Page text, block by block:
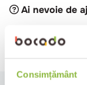
Consimțământ
Ai nevoie de
Raporteaza